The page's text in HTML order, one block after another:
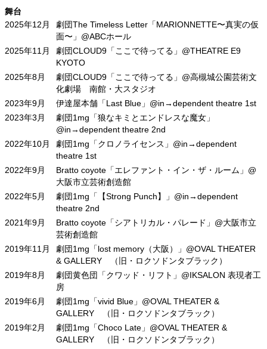
舞台
2025年12月
劇団The Timeless Letter「MARIONNETTE〜真実の仮
面〜」@ABCホール
2025年11月
劇団CLOUD9「ここで待ってる」@THEATRE E9
KYOTO
2025年8月
劇団CLOUD9「ここで待ってる」@高槻城公園芸術文
化劇場 南館・大スタジオ
2023年9月
伊達屋本舗「Last Blue」@in→dependent theatre 1st
2023年3月
劇団1mg「狼なキミとエンドレスな魔女」
@in→dependent theatre 2nd
2022年10月
劇団1mg「クロノライセンス」@in→dependent
theatre 1st
2022年9月
Bratto coyote「エレファント・イン・ザ・ルーム」@
大阪市立芸術創造館
2022年5月
劇団1mg「【Strong Punch】」@in→dependent
theatre 2nd
2021年9月
Bratto coyote「シアトリカル・パレード」@大阪市立
芸術創造館
2019年11月
劇団1mg「lost memory（大阪）」@OVAL THEATER
& GALLERY （旧・ロクソドンタブラック）
2019年8月
劇団黄色団「クワッド・リフト」@IKSALON 表現者工
房
2019年6月
劇団1mg「vivid Blue」@OVAL THEATER &
GALLERY （旧・ロクソドンタブラック）
2019年2月
劇団1mg「Choco Late」@OVAL THEATER &
GALLERY （旧・ロクソドンタブラック）